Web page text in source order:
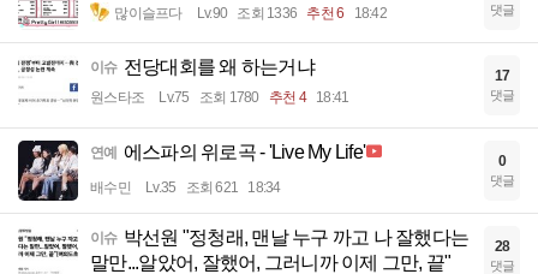
많이슬프다 Lv.90 조회 1336 추천 6 18:42 댓글
이슈 전당대회를 왜 하는거냐
원스타조 Lv.75 조회 1780 추천 4 18:41
17
댓글
연예 에스파의 위로곡 - 'Live My Life'
배수민 Lv.35 조회 621 18:34
0
댓글
이슈 박선원 "정청래, 맨날 누구 까고 나 잘했다는
말만...알았어, 잘했어, 그러니까 이제 그만, 끝"
28
댓글